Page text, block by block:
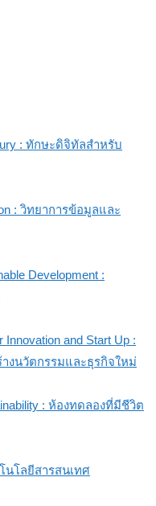
: ทักษะดิจิทัลสำหรับ
: วิทยาการข้อมูลและ
Development :
Innovation and Start Up :
งนวัตกรรมและธุรกิจใหม่
: ห้องทดลองที่มีชีวิต
นโลยีสารสนเทศ